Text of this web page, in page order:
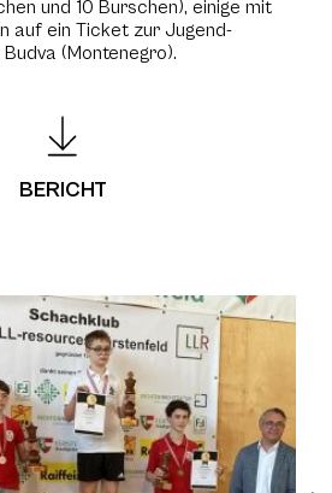
und 10 Burschen), einige mit
auf ein Ticket zur Jugend-
(Montenegro).
BERICHT